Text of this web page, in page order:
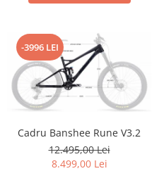
Manete combo
Manete schimbător
Manșoane și ghidolină
Ghidolină
Accesorii
Pedale
Pinioane
-3996 LEI
Cadru Banshee Rune V3.2
12.495,00 Lei
8.499,00 Lei